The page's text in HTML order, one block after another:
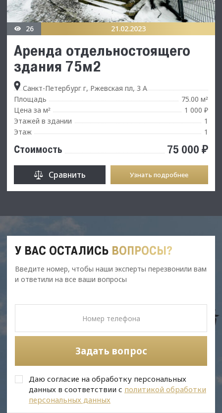
26 21.02.2023
Аренда отдельностоящего
здания 75м2
Санкт-Петербург г, Ржевская пл, 3 А
Площадь
75.00 м²
Цена за м²
1 000 ₽
Этажей в здании
1
Этаж
1
Стоимость 75 000 ₽
Сравнить Узнать подробнее
У ВАС ОСТАЛИСЬ ВОПРОСЫ?
Введите номер, чтобы наши эксперты перезвонили вам
и ответили на все ваши вопросы
Задать вопрос
Даю согласие на обработку персональных
данных в соответствии с политикой обработки
персональных данных